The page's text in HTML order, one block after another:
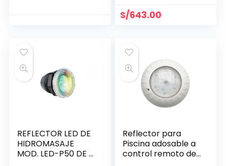
S/643.00
REFLECTOR LED DE
HIDROMASAJE
MOD. LED-P50 DE 2
Reflector para
Piscina adosable a
control remoto de